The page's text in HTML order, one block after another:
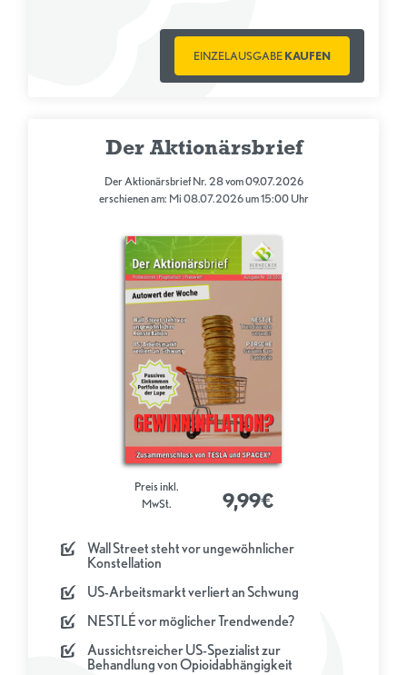
EINZELAUSGABE KAUFEN
Der Aktionärsbrief
Der Aktionärsbrief Nr. 28 vom 09.07.2026
erschienen am: Mi 08.07.2026 um 15:00 Uhr
Wall Street steht vor ungewöhnlicher
Konstellation
US-Arbeitsmarkt verliert an Schwung
NESTLÉ vor möglicher Trendwende?
Aussichtsreicher US-Spezialist zur
Behandlung von Opioidabhängigkeit
Preis inkl.
MwSt.
9,99€